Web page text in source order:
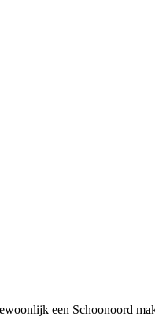
een Schoonoord